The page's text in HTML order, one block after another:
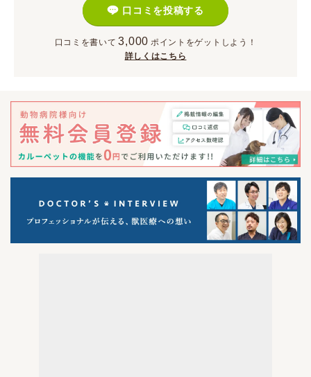
口コミを投稿する
口コミを書いて 3,000 ポイント をゲットしよう！
詳しくはこちら